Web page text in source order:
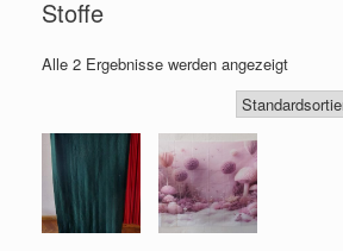
Stoffe
Alle 2 Ergebnisse werden angezeigt